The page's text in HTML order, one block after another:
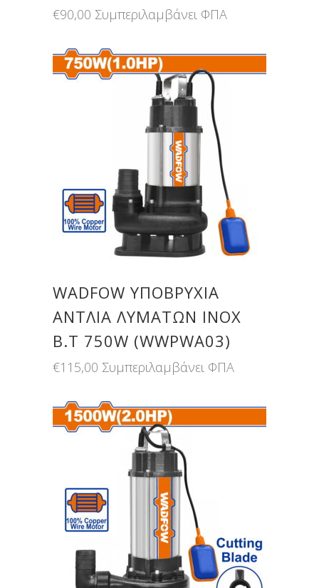
€90,00 Συμπεριλαμβάνει ΦΠΑ
WADFOW ΥΠΟΒΡΥΧΙΑ
ΑΝΤΛΙΑ ΛΥΜΑΤΩΝ ΙΝΟΧ
Β.Τ 750W (WWPWA03)
€115,00 Συμπεριλαμβάνει ΦΠΑ